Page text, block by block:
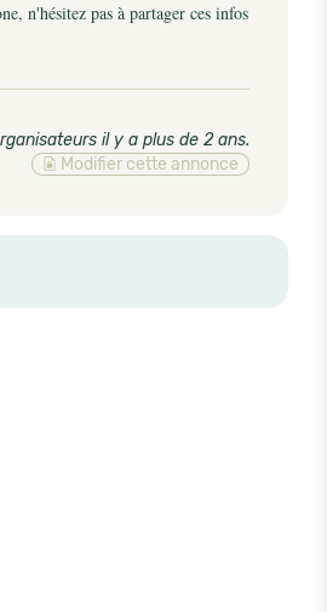
n'hésitez pas à partager ces infos
il y a plus de 2 ans.
Modifier cette annonce